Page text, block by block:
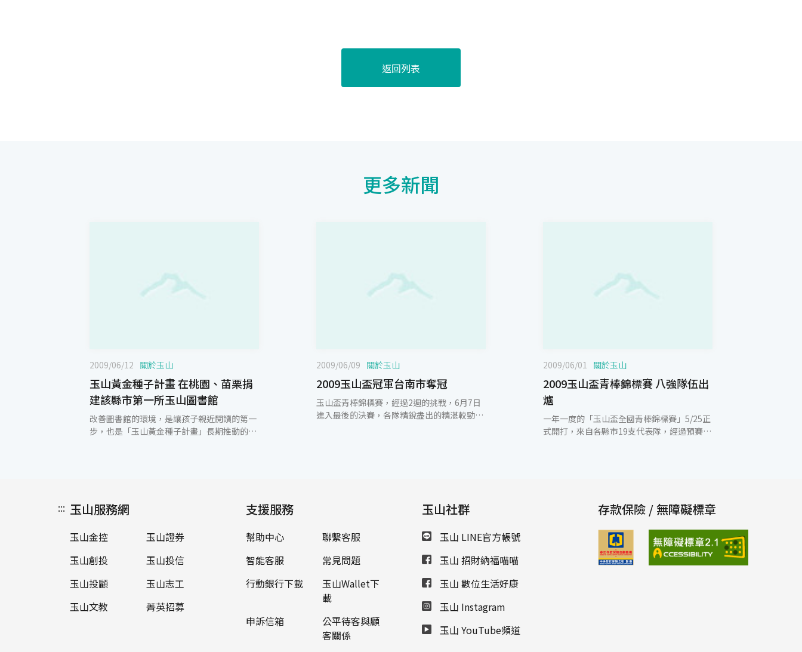
返回列表
更多新聞
2009/06/12 關於玉山
玉山黃金種子計畫 在桃園、苗栗捐
建該縣市第一所玉山圖書館
改善圖書館的環境，是讓孩子親近閱讀的第一
步，也是「玉山黃金種子計畫」長期推動的目
造孩子們喜愛的閱讀空間，提升學童閱讀意願
與習慣。玉山志工基金會執行長黃男州表示，
城鄉的差距，讓偏遠地區的閱讀環境落後於都
會區，使得該地區的孩子們難以獲得相同的閱
讀資源。為了讓弱勢的孩子們也能擁有知識的
力量，脫離貧窮的機會，「玉山黃金種子計
畫」結合社會參與的力量，由玉山人、玉山志
台灣偏遠地區或資源缺乏的國小捐建玉山圖書
館，希望透過閱讀環境的改善，加上學校老
2009/06/09 關於玉山
2009玉山盃冠軍台南市奪冠
玉山盃青棒錦標賽，經過2週的挑戰，6月7日
進入最後的決賽，各隊精銳盡出的精湛較勁
示，為鼓勵國內青棒球隊的拼戰精神，從今年
度起，玉山盃參照日本甲子園優勝錦旗，特別
走，得下一屆再傳承給新的冠軍隊伍。若連續
勇奪三屆冠軍的青棒隊伍，即可永久保存這個
價值非凡的永久冠軍盃，象徵青棒的最高榮
譽。本屆冠軍隊伍台南市，在前兩屆玉山盃皆
拿下季軍，但越戰越勇、越來越精鍊的表現，
更是玉山盃奮戰的代表。今年玉山盃所選拔出
來的青棒代表隊，將代表台灣參加於韓國舉辦
的第8屆亞洲青棒賽，期望如2007第一屆「玉
山盃青棒賽」所選拔出來的國家代表隊一樣勇
2009/06/01 關於玉山
2009玉山盃青棒錦標賽 八強隊伍出
爐
一年一度的「玉山盃全國青棒錦標賽」5/25正
式開打，來自各縣市19支代表隊，經過預賽的
精神為號召，充份表現「堅持奮鬥到最後一
刻」的精神，晉級複賽八強的選手代表，在複
決賽記者會上拿著象徵運動榮耀的聖火，向國
人宣誓將秉持運動員精神、發揮最強的實力，
打好每一場球，誓言讓台灣的棒球愛好者欣賞
拼勁十足、精彩絕倫的好球賽。八強隊伍分別
::: 玉山服務網
玉山金控
玉山證券
玉山創投
玉山投信
玉山投顧
玉山志工
玉山文教
菁英招募
支援服務
幫助中心
聯繫客服
智能客服
常見問題
行動銀行下載
玉山Wallet下
載
申訴信箱
公平待客與顧
客關係
玉山社群
玉山 LINE官方帳號
玉山 招財納福喵喵
玉山 數位生活好康
玉山 Instagram
玉山 YouTube頻道
存款保險 / 無障礙標章